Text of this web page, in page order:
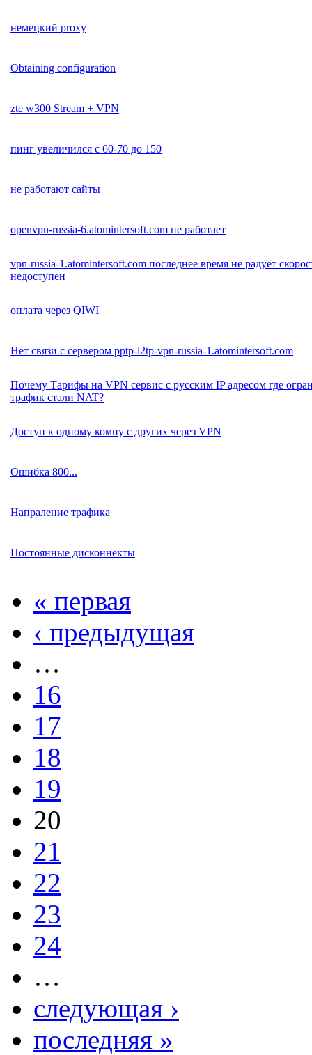
немецкий proxy
Obtaining configuration
zte w300 Stream + VPN
пинг увеличился с 60-70 до 150
не работают сайты
openvpn-russia-6.atomintersoft.com не работает
vpn-russia-1.atomintersoft.com последнее время не радует
недоступен
оплата через QIWI
Нет связи с сервером pptp-l2tp-vpn-russia-1.atomintersoft.com
Почему Тарифы на VPN сервис с русским IP адресом где
трафик стали NAT?
Доступ к одному компу с других через VPN
Ошибка 800...
Напраление трафика
Постоянные дисконнекты
« первая
‹ предыдущая
…
16
17
18
19
20
21
22
23
24
…
следующая ›
последняя »